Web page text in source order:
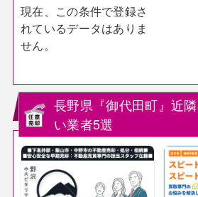
現在、この条件で登録さ
れているデータはありま
せん。
長野県『御代田町』近
い業者5選